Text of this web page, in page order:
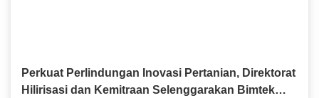
Perkuat Perlindungan Inovasi Pertanian, Direktorat
Hilirisasi dan Kemitraan Selenggarakan Bimtek